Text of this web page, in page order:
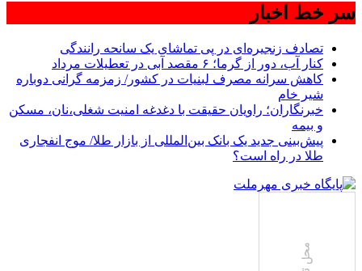
سر خط اخبار
تصادف زنجیره‌ای در پی تماشای یک سانحه رانندگی
کنار آب، دور از گرما؛ ۶ مقصد آبی در تعطیلات مرداد
کاهش سرانه مصرف لبنیات در کشور/ زمزمه گرانی دوباره
شیر خام
خبرنگاران؛ راویان حقیقت با دغدغه امنیت شغلی،نان، مسکن
و بیمه
پیش‌بینی جدید یک بانک بین‌المللی از بازار طلا/ موج انفجاری
طلا در راه است؟